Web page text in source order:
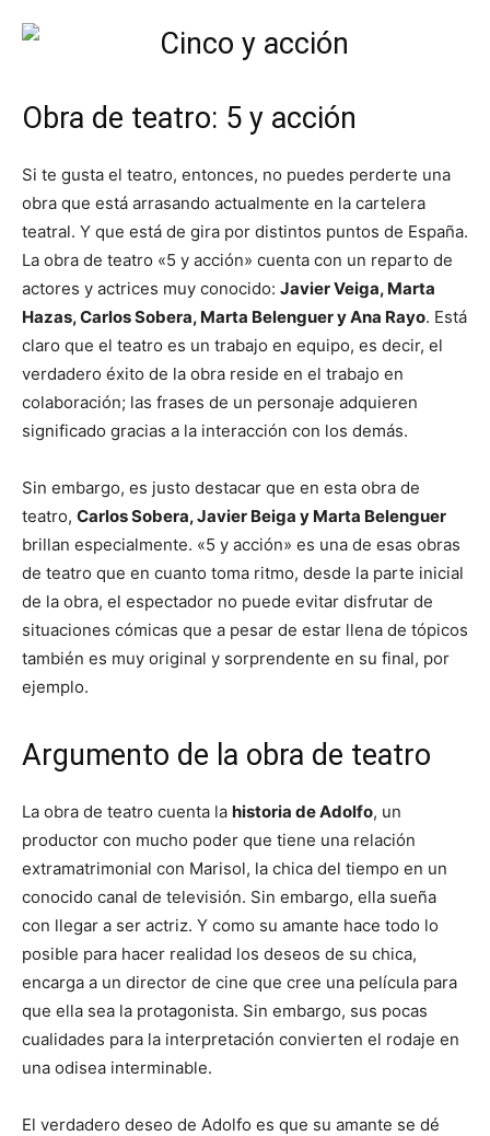
Obra de teatro: 5 y acción
Si te gusta el teatro, entonces, no puedes perderte una
obra que está arrasando actualmente en la cartelera
teatral. Y que está de gira por distintos puntos de España.
La obra de teatro «5 y acción» cuenta con un reparto de
actores y actrices muy conocido: Javier Veiga, Marta
Hazas, Carlos Sobera, Marta Belenguer y Ana Rayo. Está
claro que el teatro es un trabajo en equipo, es decir, el
verdadero éxito de la obra reside en el trabajo en
colaboración; las frases de un personaje adquieren
significado gracias a la interacción con los demás.
Sin embargo, es justo destacar que en esta obra de
teatro, Carlos Sobera, Javier Beiga y Marta Belenguer
brillan especialmente. «5 y acción» es una de esas obras
de teatro que en cuanto toma ritmo, desde la parte inicial
de la obra, el espectador no puede evitar disfrutar de
situaciones cómicas que a pesar de estar llena de tópicos
también es muy original y sorprendente en su final, por
ejemplo.
Argumento de la obra de teatro
La obra de teatro cuenta la historia de Adolfo, un
productor con mucho poder que tiene una relación
extramatrimonial con Marisol, la chica del tiempo en un
conocido canal de televisión. Sin embargo, ella sueña
con llegar a ser actriz. Y como su amante hace todo lo
posible para hacer realidad los deseos de su chica,
encarga a un director de cine que cree una película para
que ella sea la protagonista. Sin embargo, sus pocas
cualidades para la interpretación convierten el rodaje en
una odisea interminable.
El verdadero deseo de Adolfo es que su amante se dé